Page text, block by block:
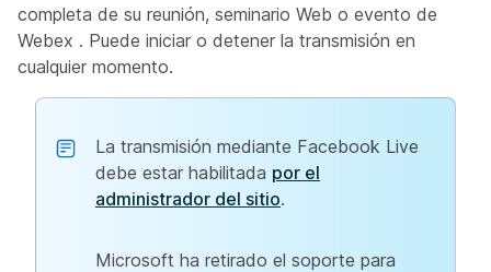
completa de su reunión, seminario Web o evento de
Webex . Puede iniciar o detener la transmisión en
cualquier momento.
La transmisión mediante Facebook Live
debe estar habilitada por el
administrador del sitio.
Microsoft ha retirado el soporte para